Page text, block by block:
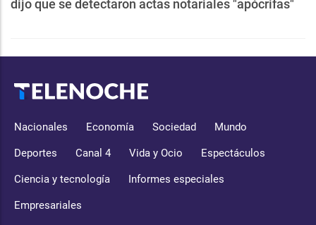
dijo que se detectaron actas notariales "apócrifas"
Nacionales Economía Sociedad Mundo
Deportes Canal 4 Vida y Ocio Espectáculos
Ciencia y tecnología Informes especiales
Empresariales